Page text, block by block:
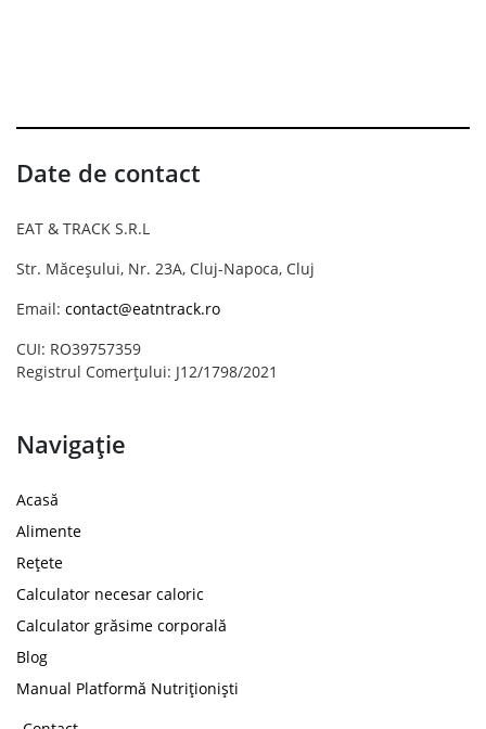
Date de contact
EAT & TRACK S.R.L
Str. Măceșului, Nr. 23A, Cluj-Napoca, Cluj
Email: contact@eatntrack.ro
CUI: RO39757359
Registrul Comerțului: J12/1798/2021
Navigație
Acasă
Alimente
Rețete
Calculator necesar caloric
Calculator grăsime corporală
Blog
Manual Platformă Nutriționiști